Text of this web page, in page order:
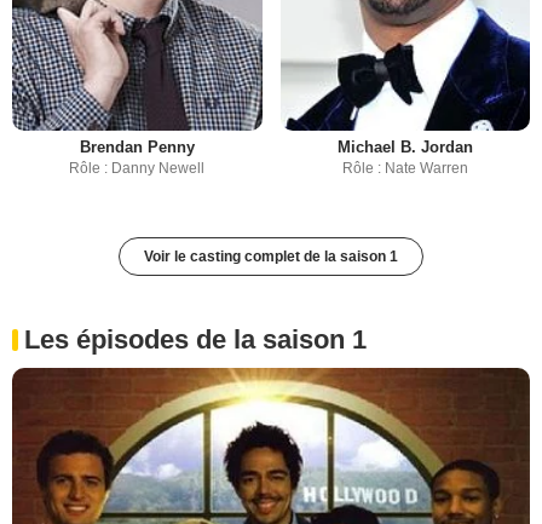
Brendan Penny
Rôle : Danny Newell
Michael B. Jordan
Rôle : Nate Warren
Voir le casting complet de la saison 1
Les épisodes de la saison 1